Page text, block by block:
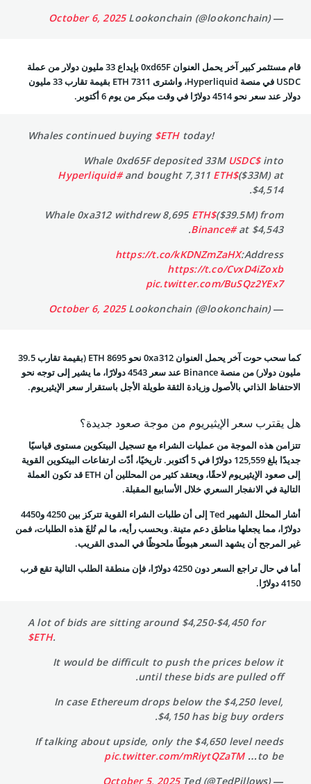
— Lookonchain (@lookonchain)
October 6, 2025
قام مستثمر كبير آخر يحمل العنوان 0xd65F بإيداع 33 مليون دولار من عملة
USDC في منصة Hyperliquid، واشترى 7311 ETH بقيمة تقارب 33 مليون
دولار عند سعر نحو 4514 دولارًا في وقت مبكر من يوم 6 أكتوبر.
Whales continued buying $ETHtoday!
Whale 0xd65F deposited 33M
$USDCinto
#Hyperliquidand bought 7,311 $ETH($33M) at
$4,514.
Whale 0xa312 withdrew 8,695
$ETH($39.5M) from
#Binanceat $4,543.
Address:
https://t.co/kKDNZmZaHX
https://t.co/CvxD4iZoxb
pic.twitter.com/BuSQz2YEx7
— Lookonchain (@lookonchain)
October 6, 2025
كما سحب حوت آخر يحمل العنوان 0xa312 نحو 8695 ETH (بقيمة تقارب 39.5
مليون دولار) من منصة Binance عند سعر 4543 دولارًا، ما يشير إلى توجه نحو
الاحتفاظ الذاتي بالأصول وزيادة الثقة طويلة الأجل باستقرار سعر الإيثيريوم.
هل يقترب سعر الإيثيريوم من موجة صعود جديدة؟
تتزامن هذه الموجة من عمليات الشراء مع تسجيل البيتكوين مستوى قياسيًا
جديدًا بلغ 125,559 دولارًا في 5 أكتوبر. تاريخيًا، أدّت ارتفاعات البيتكوين القوية
إلى صعود الإيثيريوم لاحقًا، ويعتقد كثير من المحللين أن ETH قد تكون العملة
التالية في الانفجار السعري خلال الأسابيع المقبلة.
أشار المحلل الشهير Ted إلى أن طلبات الشراء القوية تتركز بين 4250 و4450
دولارًا، مما يجعلها مناطق دعم متينة. وبحسب رأيه، ما لم تُلغَ هذه الطلبات، فمن
غير المرجح أن يشهد السعر هبوطًا ملحوظًا في المدى القريب.
أما في حال تراجع السعر دون 4250 دولارًا، فإن منطقة الطلب التالية تقع قرب
4150 دولارًا.
A lot of bids are sitting around $4,250-$4,450 for
$ETH.
It would be difficult to push the prices below it
until these bids are pulled off.
In case Ethereum drops below the $4,250 level,
$4,150 has big buy orders.
If talking about upside, only the $4,650 level needs
to be…
pic.twitter.com/mRiytQZaTM
— Ted (@TedPillows)
October 5, 2025